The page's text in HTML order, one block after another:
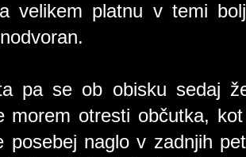
velikem platnu v temi
pa se ob obisku sedaj
morem otresti občutka,
posebej naglo v zadnjih